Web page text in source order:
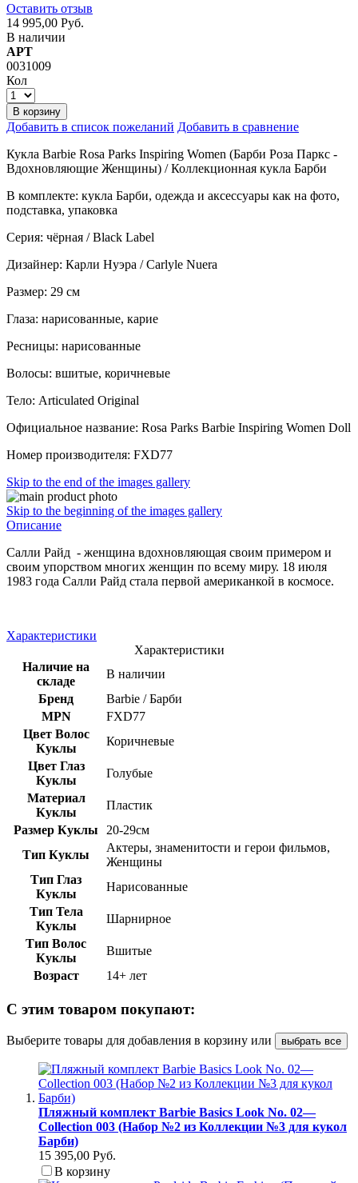
Оставить отзыв
14 995,00 Руб.
В наличии
АРТ
0031009
Кол
В корзину
Добавить в список пожеланий Добавить в сравнение
Кукла Barbie Rosa Parks Inspiring Women (Барби Роза Паркс -
Вдохновляющие Женщины) / Коллекционная кукла Барби
В комплекте: кукла Барби, одежда и аксессуары как на фото,
подставка, упаковка
Серия: чёрная / Black Label
Дизайнер: Карли Нуэра / Carlyle Nuera
Размер: 29 см
Глаза: нарисованные, карие
Ресницы: нарисованные
Волосы: вшитые, коричневые
Тело: Articulated Original
Официальное название: Rosa Parks Barbie Inspiring Women Doll
Номер производителя: FXD77
Skip to the end of the images gallery
Skip to the beginning of the images gallery
Описание
Салли Райд - женщина вдохновляющая своим примером и
своим упорством многих женщин по всему миру. 18 июля
1983 года Салли Райд стала первой американкой в космосе.
Характеристики
Характеристики
Наличие на
складе
В наличии
Бренд
Barbie / Барби
MPN
FXD77
Цвет Волос
Куклы
Коричневые
Цвет Глаз
Куклы
Голубые
Материал
Куклы
Пластик
Размер Куклы
20-29см
Тип Куклы
Актеры, знаменитости и герои фильмов,
Женщины
Тип Глаз
Куклы
Нарисованные
Тип Тела
Куклы
Шарнирное
Тип Волос
Куклы
Вшитые
Возраст
14+ лет
С этим товаром покупают:
Выберите товары для добавления в корзину или выбрать все
Пляжный комплект Barbie Basics Look No. 02—
Collection 003 (Набор №2 из Коллекции №3 для кукол
Барби)
15 395,00 Руб.
В корзину